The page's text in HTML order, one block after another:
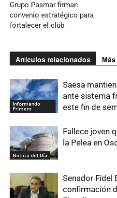
Grupo Pasmar firman
convenio estratégico para
fortalecer el club
Artículos relacionados
Informando
Primero
Saesa
ante sistema
este fin de
Noticia del Día
Fallece joven
la Pelea en
Senador Fidel
confirmación